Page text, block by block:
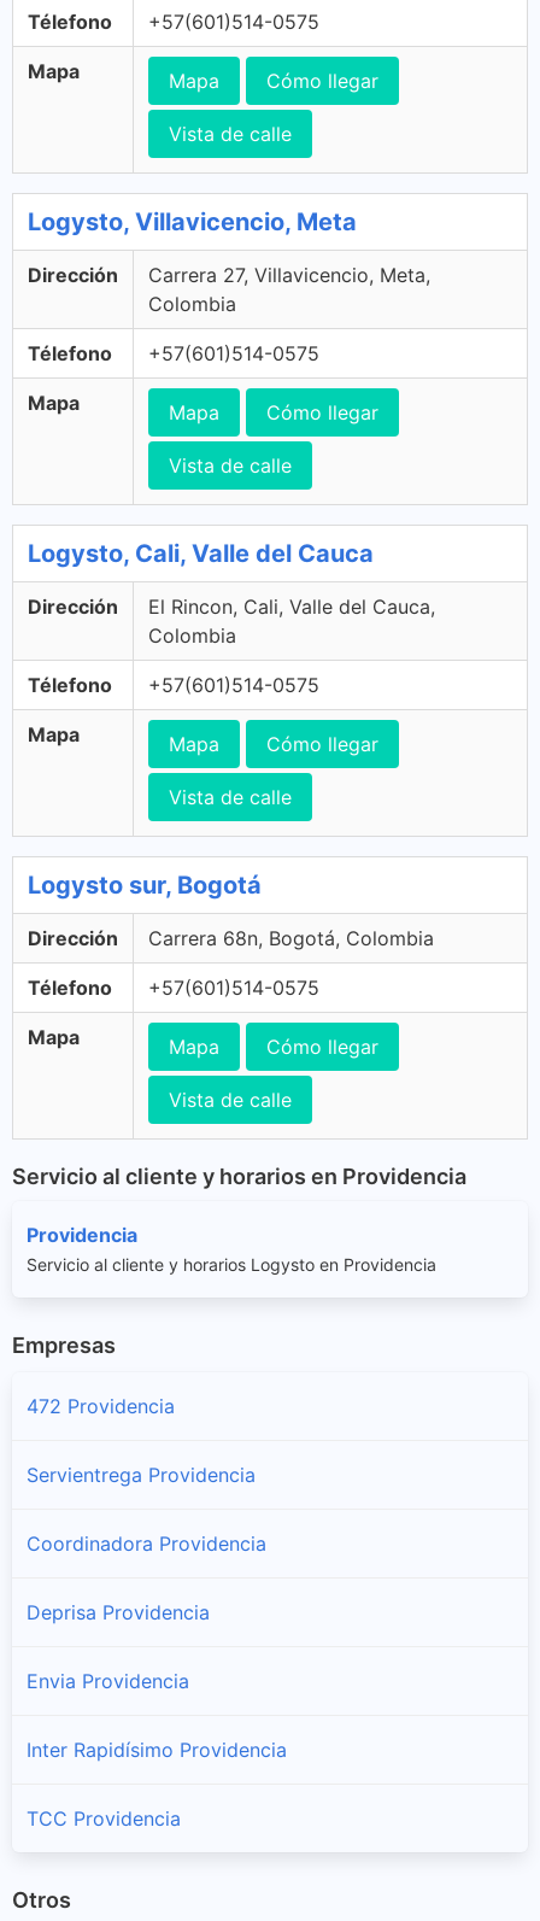
Télefono +57(601)514-0575
Mapa Mapa Cómo llegar
Vista de calle
Logysto, Villavicencio, Meta
Dirección
Carrera 27, Villavicencio, Meta,
Colombia
Télefono +57(601)514-0575
Mapa Mapa Cómo llegar
Vista de calle
Logysto, Cali, Valle del Cauca
Dirección
El Rincon, Cali, Valle del Cauca,
Colombia
Télefono +57(601)514-0575
Mapa Mapa Cómo llegar
Vista de calle
Logysto sur, Bogotá
Dirección Carrera 68n, Bogotá, Colombia
Télefono +57(601)514-0575
Mapa Mapa Cómo llegar
Vista de calle
Servicio al cliente y horarios en Providencia
Providencia
Servicio al cliente y horarios Logysto en Providencia
Empresas
472 Providencia
Servientrega Providencia
Coordinadora Providencia
Deprisa Providencia
Envia Providencia
Inter Rapidísimo Providencia
TCC Providencia
Otros